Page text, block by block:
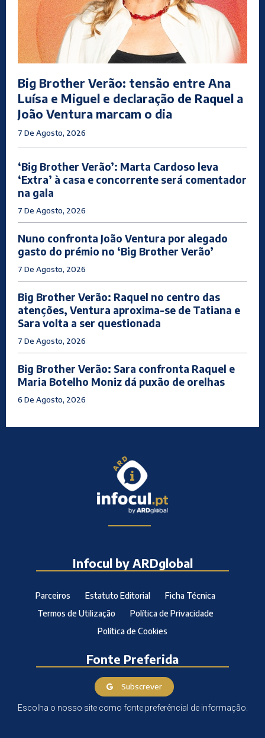
Big Brother Verão: tensão entre Ana
Luísa e Miguel e declaração de Raquel a
João Ventura marcam o dia
7 De Agosto, 2026
‘Big Brother Verão’: Marta Cardoso leva
‘Extra’ à casa e concorrente será comentador
na gala
7 De Agosto, 2026
Nuno confronta João Ventura por alegado
gasto do prémio no ‘Big Brother Verão’
7 De Agosto, 2026
Big Brother Verão: Raquel no centro das
atenções, Ventura aproxima-se de Tatiana e
Sara volta a ser questionada
7 De Agosto, 2026
Big Brother Verão: Sara confronta Raquel e
Maria Botelho Moniz dá puxão de orelhas
6 De Agosto, 2026
Infocul by ARDglobal
Parceiros Estatuto Editorial
Ficha Técnica
Termos de Utilização
Política de Privacidade
Política de Cookies
Fonte Preferida
Subscrever
Escolha o nosso site como fonte preferêncial de informação.